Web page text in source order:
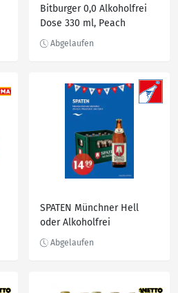
Bitburger 0,0 Alkoholfrei
Dose 330 ml, Peach
SPATEN Münchner Hell
oder Alkoholfrei